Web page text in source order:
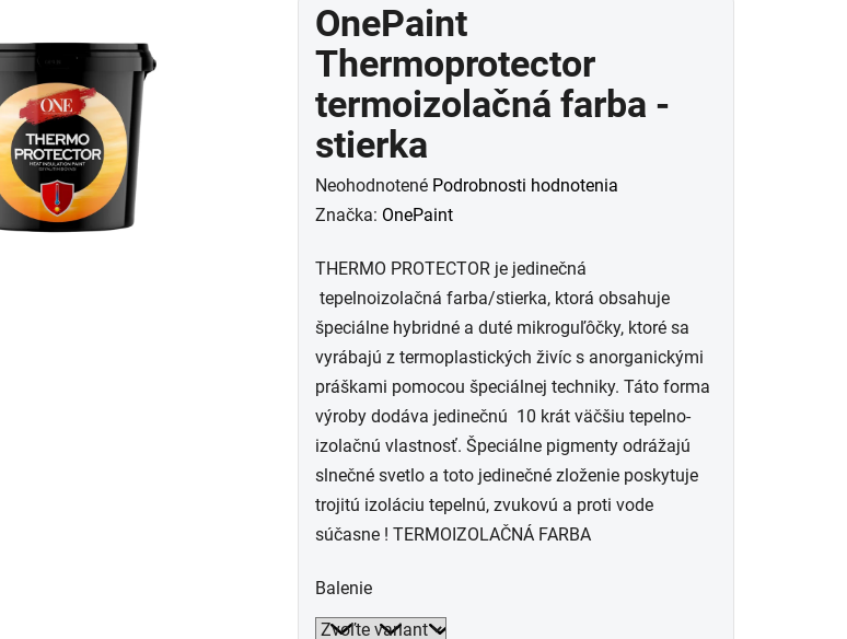
OnePaint
Thermoprotector
termoizolačná farba -
stierka
Priemerné
hodnotenie
je
0,0
z
5
hviezdičiek.
Neohodnotené Podrobnosti hodnotenia
Značka: OnePaint
THERMO PROTECTOR je jedinečná
tepelnoizolačná farba/stierka, ktorá obsahuje
špeciálne hybridné a duté mikroguľôčky, ktoré sa
vyrábajú z termoplastických živíc s anorganickými
práškami pomocou špeciálnej techniky. Táto forma
výroby dodáva jedinečnú 10 krát väčšiu tepelno-
izolačnú vlastnosť. Špeciálne pigmenty odrážajú
slnečné svetlo a toto jedinečné zloženie poskytuje
trojitú izoláciu tepelnú, zvukovú a proti vode
súčasne ! TERMOIZOLAČNÁ FARBA
Balenie